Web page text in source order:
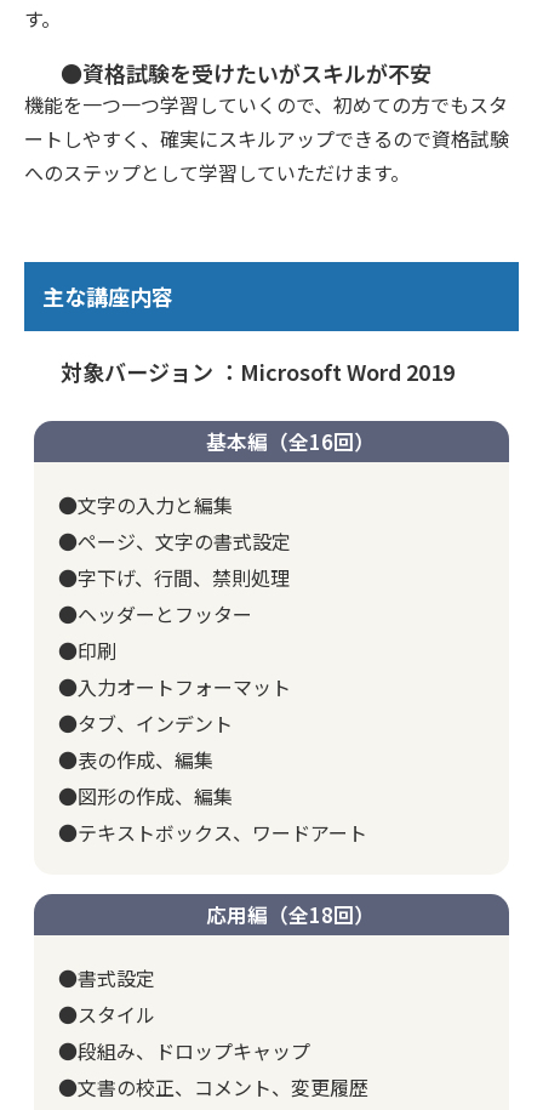
す。
●資格試験を受けたいがスキルが不安
機能を一つ一つ学習していくので、初めての方でもスタ
ートしやすく、確実にスキルアップできるので資格試験
へのステップとして学習していただけます。
主な講座内容
対象バージョン ：Microsoft Word 2019
基本編（全16回）
●文字の入力と編集
●ページ、文字の書式設定
●字下げ、行間、禁則処理
●ヘッダーとフッター
●印刷
●入力オートフォーマット
●タブ、インデント
●表の作成、編集
●図形の作成、編集
●テキストボックス、ワードアート
応用編（全18回）
●書式設定
●スタイル
●段組み、ドロップキャップ
●文書の校正、コメント、変更履歴